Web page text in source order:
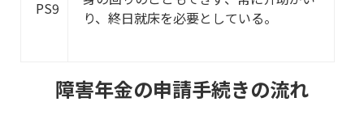
PS9
り、終日就床を必要としている。
障害年金の申請手続きの流れ